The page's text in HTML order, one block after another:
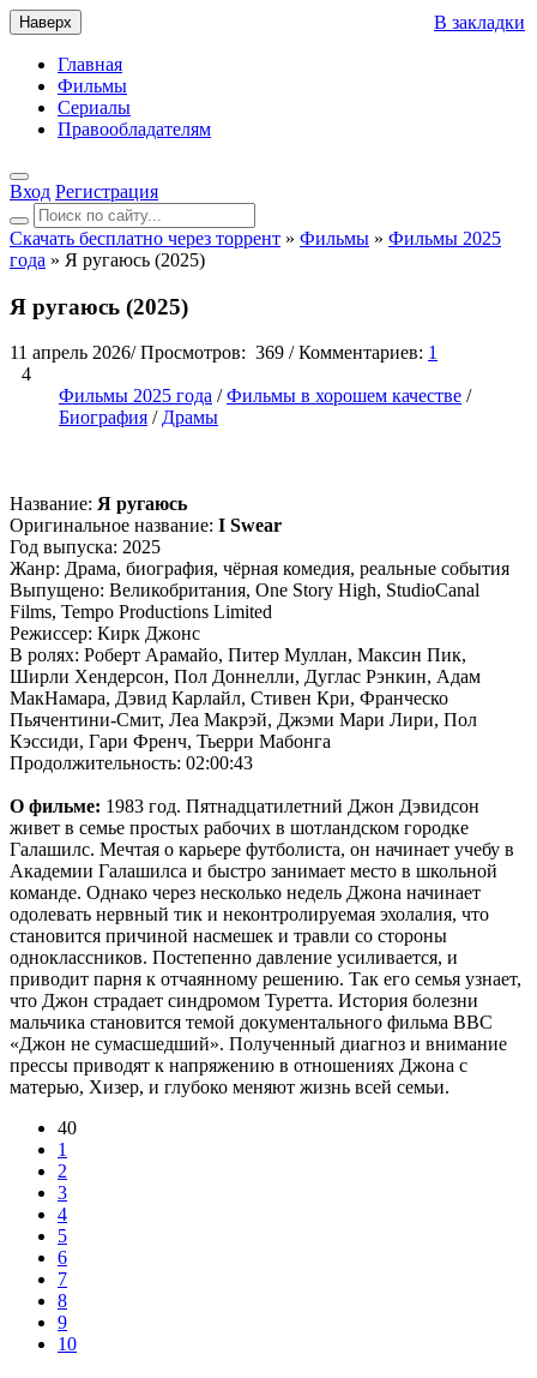
Наверх
Главная
Фильмы
Сериалы
Правообладателям
Вход Регистрация
Скачать бесплатно через торрент » Фильмы » Фильмы 2025
года » Я ругаюсь (2025)
Я ругаюсь (2025)
В закладки
11 апрель 2026/ Просмотров: 369 / Комментариев: 1
4
Фильмы 2025 года /Фильмы в хорошем качестве /
Биография /Драмы
Название: Я ругаюсь
Оригинальное название: I Swear
Год выпуска: 2025
Жанр: Драма, биография, чёрная комедия, реальные события
Выпущено: Великобритания, One Story High, StudioCanal
Films, Tempo Productions Limited
Режиссер: Кирк Джонс
В ролях: Роберт Арамайо, Питер Муллан, Максин Пик,
Ширли Хендерсон, Пол Доннелли, Дуглас Рэнкин, Адам
МакНамара, Дэвид Карлайл, Стивен Кри, Франческо
Пьячентини-Смит, Леа Макрэй, Джэми Мари Лири, Пол
Кэссиди, Гари Френч, Тьерри Мабонга
Продолжительность: 02:00:43
О фильме: 1983 год. Пятнадцатилетний Джон Дэвидсон
живет в семье простых рабочих в шотландском городке
Галашилс. Мечтая о карьере футболиста, он начинает учебу в
Академии Галашилса и быстро занимает место в школьной
команде. Однако через несколько недель Джона начинает
одолевать нервный тик и неконтролируемая эхолалия, что
становится причиной насмешек и травли со стороны
одноклассников. Постепенно давление усиливается, и
приводит парня к отчаянному решению. Так его семья узнает,
что Джон страдает синдромом Туретта. История болезни
мальчика становится темой документального фильма BBC
«Джон не сумасшедший». Полученный диагноз и внимание
прессы приводят к напряжению в отношениях Джона с
матерью, Хизер, и глубоко меняют жизнь всей семьи.
40
1
2
3
4
5
6
7
8
9
10